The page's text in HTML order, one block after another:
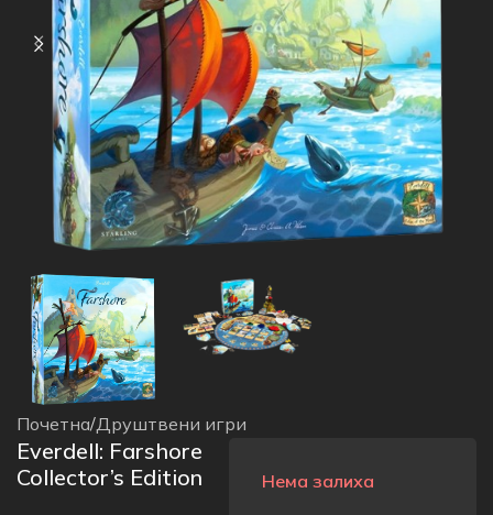
Почетна/Друштвени игри
Everdell: Farshore
Collector’s Edition
Нема залиха